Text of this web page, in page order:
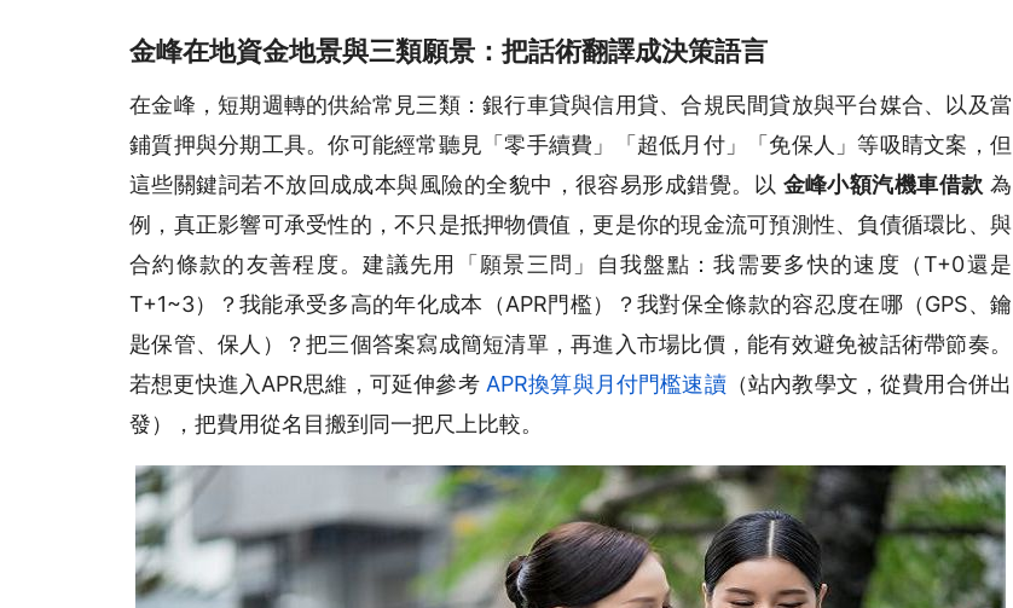
金峰在地資金地景與三類願景：把話術翻譯成決策語言
在金峰，短期週轉的供給常見三類：銀行車貸與信用貸、合規民間貸放與平台媒合、以及當
鋪質押與分期工具。你可能經常聽見「零手續費」「超低月付」「免保人」等吸睛文案，但
這些關鍵詞若不放回成成本與風險的全貌中，很容易形成錯覺。以 金峰小額汽機車借款 為
例，真正影響可承受性的，不只是抵押物價值，更是你的現金流可預測性、負債循環比、與
合約條款的友善程度。建議先用「願景三問」自我盤點：我需要多快的速度（T+0還是
T+1~3）？我能承受多高的年化成本（APR門檻）？我對保全條款的容忍度在哪（GPS、鑰
匙保管、保人）？把三個答案寫成簡短清單，再進入市場比價，能有效避免被話術帶節奏。
若想更快進入APR思維，可延伸參考 APR換算與月付門檻速讀（站內教學文，從費用合併出
發），把費用從名目搬到同一把尺上比較。